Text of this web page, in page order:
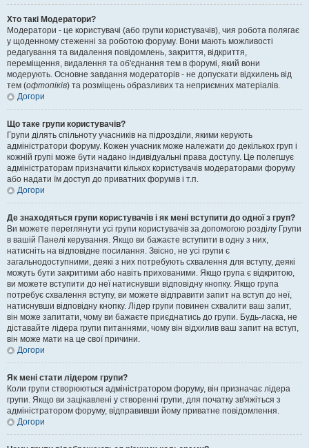
Хто такі Модератори?
Модератори - це користувачі (або групи користувачів), чия робота полягає
у щоденному стеженні за роботою форуму. Вони мають можливості
редагування та видалення повідомлень, закриття, відкриття,
переміщення, видалення та об'єднання тем в форумі, який вони
модерують. Основне завдання модераторів - не допускати відхилень від
тем (офтопіків) та розміщень образливих та неприємних матеріалів.
Догори
Що таке групи користувачів?
Групи ділять спільноту учасників на підрозділи, якими керують
адміністратори форуму. Кожен учасник може належати до декількох груп і
кожній групі може бути надано індивідуальні права доступу. Це полегшує
адміністраторам призначити кількох користувачів модераторами форуму
або надати їм доступ до приватних форумів і т.п.
Догори
Де знаходяться групи користувачів і як мені вступити до одної з груп?
Ви можете переглянути усі групи користувачів за допомогою розділу Групи
в вашій Панелі керування. Якщо ви бажаєте вступити в одну з них,
натисніть на відповідне посилання. Звісно, не усі групи є
загальнодоступними, деякі з них потребують схвалення для вступу, деякі
можуть бути закритими або навіть прихованими. Якщо група є відкритою,
ви можете вступити до неї натиснувши відповідну кнопку. Якщо група
потребує схвалення вступу, ви можете відправити запит на вступ до неї,
натиснувши відповідну кнопку. Лідер групи повинен схвалити ваш запит,
він може запитати, чому ви бажаєте приєднатись до групи. Будь-ласка, не
діставайте лідера групи питаннями, чому він відхилив ваш запит на вступ,
він може мати на це свої причини.
Догори
Як мені стати лідером групи?
Коли групи створюються адміністратором форуму, він призначає лідера
групи. Якщо ви зацікавлені у створенні групи, для початку зв'яжіться з
адміністратором форуму, відправивши йому приватне повідомлення.
Догори